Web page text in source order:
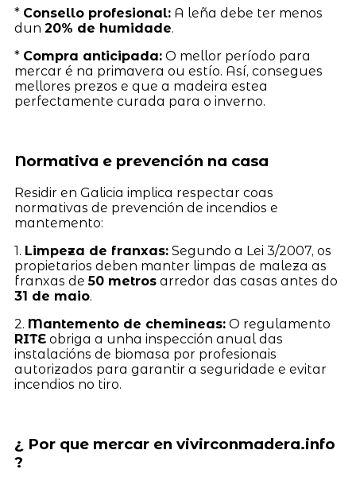
* Consello profesional:A leña debe ter menos
dun 20% de humidade.
* Compra anticipada:O mellor período para
mercar é na primavera ou estío. Así, consegues
mellores prezos e que a madeira estea
perfectamente curada para o inverno.
Normativa e prevención na casa
Residir en Galicia implica respectar coas
normativas de prevención de incendios e
mantemento:
1. Limpeza de franxas:Segundo a Lei 3/2007, os
propietarios deben manter limpas de maleza as
franxas de50 metrosarredor das casas antes do
31 de maio.
2. Mantemento de chemineas:O regulamento
RITEobriga a unha inspección anual das
instalacións de biomasa por profesionais
autorizados para garantir a seguridade e evitar
incendios no tiro.
¿ Por que mercar en vivirconmadera.info
?